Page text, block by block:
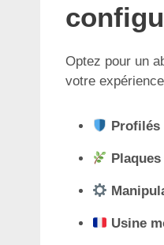
Optez pour un
votre
Profilés
Usine